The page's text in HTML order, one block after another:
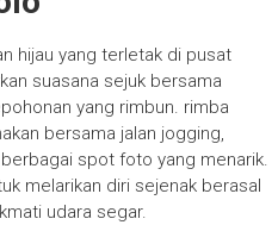
hijau yang terletak di pusat
suasana sejuk bersama
yang rimbun. rimba
bersama jalan jogging,
spot foto yang menarik.
melarikan diri sejenak berasal
udara segar.